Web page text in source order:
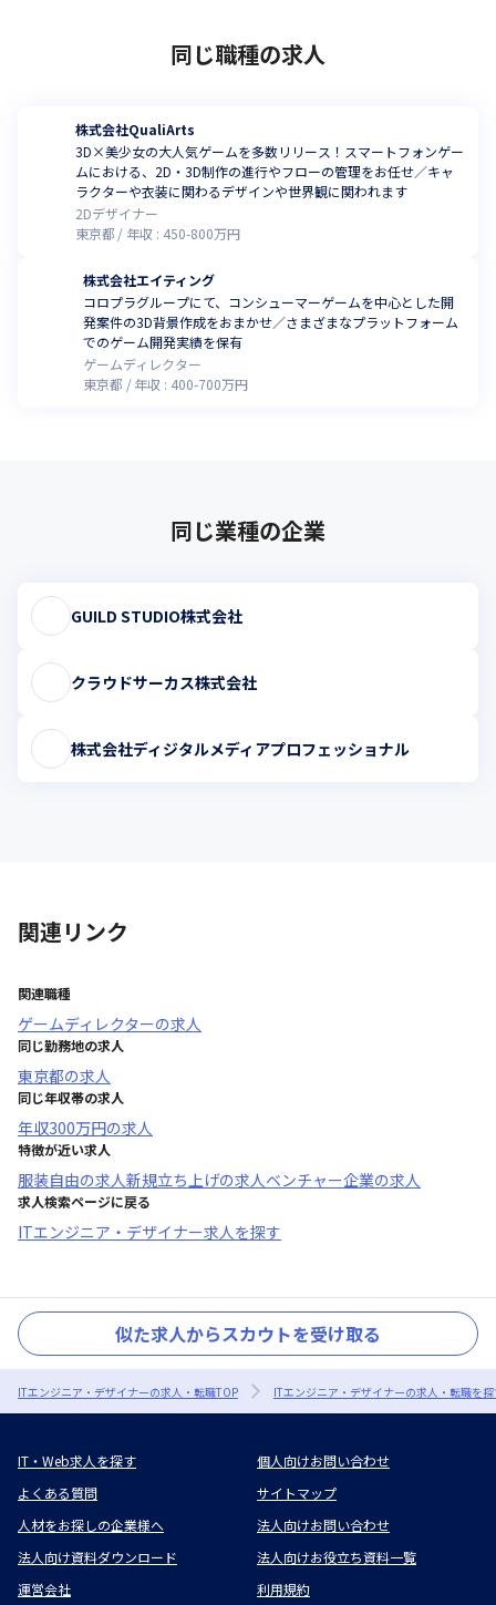
同じ職種の求人
株式会社QualiArts
3D×美少女の大人気ゲームを多数リリース！スマートフォンゲー
ムにおける、2D・3D制作の進行やフローの管理をお任せ／キャ
ラクターや衣装に関わるデザインや世界観に関われます
2Dデザイナー
東京都
年収 : 450-800万円
株式会社エイティング
コロプラグループにて、コンシューマーゲームを中心とした開
発案件の3D背景作成をおまかせ／さまざまなプラットフォーム
でのゲーム開発実績を保有
ゲームディレクター
東京都
年収 : 400-700万円
同じ業種の企業
GUILD STUDIO株式会社
クラウドサーカス株式会社
株式会社ディジタルメディアプロフェッショナル
関連リンク
関連職種
ゲームディレクターの求人
同じ勤務地の求人
東京都の求人
同じ年収帯の求人
年収300万円の求人
特徴が近い求人
服装自由の求人新規立ち上げの求人ベンチャー企業の求人
求人検索ページに戻る
ITエンジニア・デザイナー求人を探す
似た求人からスカウトを受け取る
ITエンジニア・デザイナーの求人・転職TOP ITエンジニア・デザイナーの求人・転職を
IT・Web求人を探す
個人向けお問い合わせ
よくある質問
サイトマップ
人材をお探しの企業様へ
法人向けお問い合わせ
法人向け資料ダウンロード
法人向けお役立ち資料一覧
運営会社
利用規約